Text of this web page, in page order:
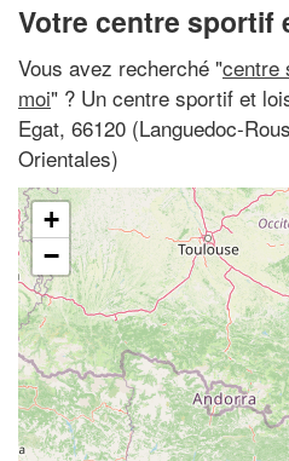
Votre centre sportif
Vous avez recherché "centre
moi" ? Un centre sportif et
Egat, 66120 (Languedoc-
Orientales)
+
−